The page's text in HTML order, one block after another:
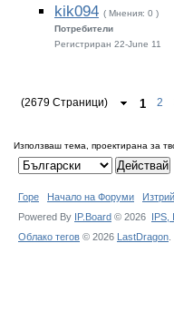
kik094 ( Мнения: 0 )
Потребители
Регистриран 22-June 11
(2679 Страници) 1 2
Използваш тема, проектирана за
Горе Начало на Форуми
Powered By IP.Board © 2026 IPS,
Облако тегов © 2026 LastDragon